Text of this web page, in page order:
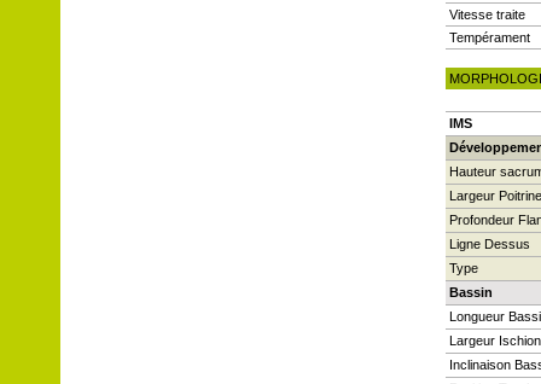
Vitesse traite
Tempérament
IMS
Hauteur
Largeur Poitrine
Profondeur
Ligne Dessus
Type
Bassin
Longueur
Largeur
Inclinaison